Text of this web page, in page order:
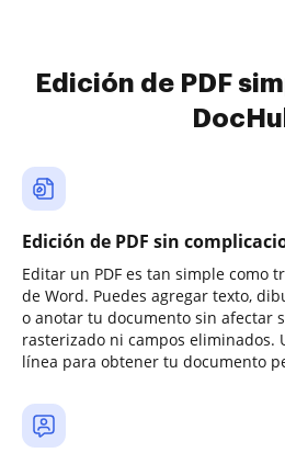
Edición de PDF
Edición de PDF sin
Editar un PDF es tan simple como
de Word. Puedes agregar texto,
o anotar tu documento sin afectar
rasterizado ni campos eliminados.
línea para obtener tu documento